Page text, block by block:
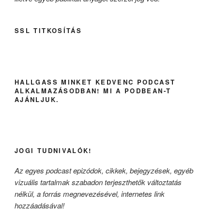
SSL TITKOSÍTÁS
HALLGASS MINKET KEDVENC PODCAST
ALKALMAZÁSODBAN! MI A PODBEAN-T
AJÁNLJUK.
JOGI TUDNIVALÓK!
Az egyes podcast epizódok, cikkek, bejegyzések, egyéb
vizuális tartalmak szabadon terjeszthetők változtatás
nélkül, a forrás megnevezésével, internetes link
hozzáadásával!